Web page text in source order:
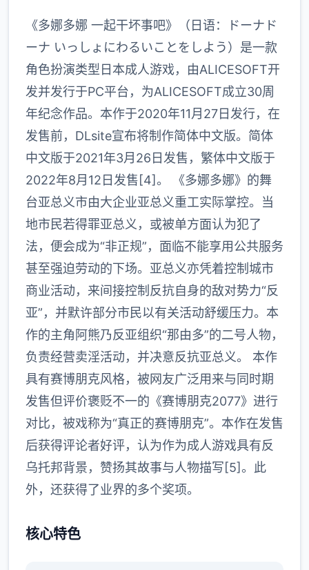
《多娜多娜 一起干坏事吧》（日语：ドーナド
ーナ いっしょにわるいことをしよう）是一款
角色扮演类型日本成人游戏，由ALICESOFT开
发并发行于PC平台，为ALICESOFT成立30周
年纪念作品。本作于2020年11月27日发行，在
发售前，DLsite宣布将制作简体中文版。简体
中文版于2021年3月26日发售，繁体中文版于
2022年8月12日发售[4]。 《多娜多娜》的舞
台亚总义市由大企业亚总义重工实际掌控。当
地市民若得罪亚总义，或被单方面认为犯了
法，便会成为“非正规”，面临不能享用公共服务
甚至强迫劳动的下场。亚总义亦凭着控制城市
商业活动，来间接控制反抗自身的敌对势力“反
亚”，并默许部分市民以有关活动舒缓压力。本
作的主角阿熊乃反亚组织“那由多”的二号人物，
负责经营卖淫活动，并决意反抗亚总义。 本作
具有赛博朋克风格，被网友广泛用来与同时期
发售但评价褒贬不一的《赛博朋克2077》进行
对比，被戏称为“真正的赛博朋克”。本作在发售
后获得评论者好评，认为作为成人游戏具有反
乌托邦背景，赞扬其故事与人物描写[5]。此
外，还获得了业界的多个奖项。
核心特色